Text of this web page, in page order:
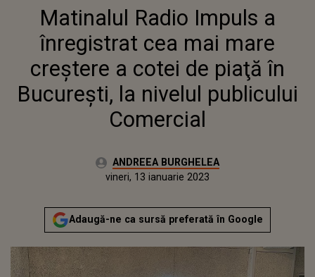
ÎNREGISTRAT CEA MAI MARE CREŞTERE A
COTEI DE PIAŢĂ ÎN BUCUREŞTI, LA
NIVELUL PUBLICULUI COMERCIAL
Matinalul Radio Impuls a
înregistrat cea mai mare
creştere a cotei de piaţă în
Bucureşti, la nivelul publicului
Comercial
Autor:ANDREEA BURGHELEA
Actualizat:
vineri, 13 ianuarie 2023
Adaugă-ne ca sursă preferată în Google